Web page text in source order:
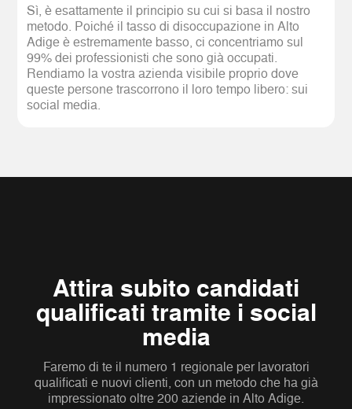
Sì, è esattamente il principio su cui si basa il nostro
metodo. Poiché il tasso di disoccupazione in Alto
Adige è estremamente basso, ci concentriamo sul
99% dei professionisti che sono già occupati.
Rendiamo la vostra azienda visibile proprio dove
queste persone trascorrono il loro tempo libero: sui
social media.
Attira subito candidati
qualificati tramite i social
media
Faremo di te il numero 1 regionale per lavoratori
qualificati e nuovi clienti, con un metodo che ha già
impressionato oltre 200 aziende in Alto Adige.